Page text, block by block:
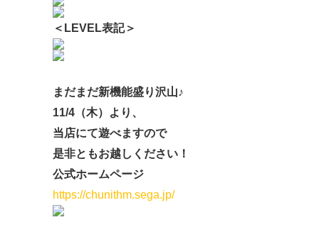
＜LEVEL表記＞
まだまだ新機能盛り沢山♪
11/4（木）より、
当店にて遊べますので
是非ともお越しください！
公式ホームページ
https://chunithm.sega.jp/